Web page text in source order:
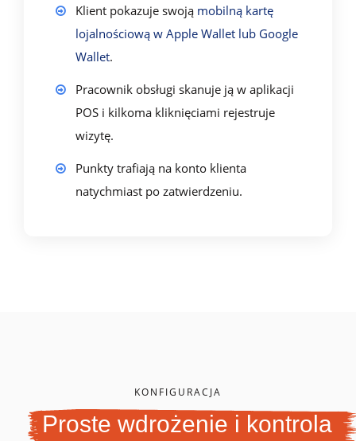
Klient pokazuje swoją mobilną kartę
lojalnościową w Apple Wallet lub Google
Wallet.
Pracownik obsługi skanuje ją w aplikacji
POS i kilkoma kliknięciami rejestruje
wizytę.
Punkty trafiają na konto klienta
natychmiast po zatwierdzeniu.
KONFIGURACJA
Proste wdrożenie i kontrola